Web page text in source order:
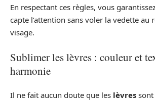
En respectant ces règles, vous
capte l’attention sans voler la vedette au
visage.
Sublimer les lèvres : couleur et
harmonie
Il ne fait aucun doute que les lèvres sont